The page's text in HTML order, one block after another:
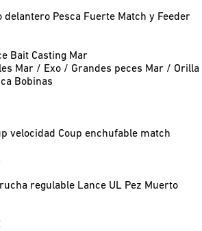
delantero Pesca Fuerte Match y Feeder
Bait Casting Mar
Mar / Exo / Grandes peces Mar / Orilla
Bobinas
velocidad Coup enchufable match
regulable Lance UL Pez Muerto